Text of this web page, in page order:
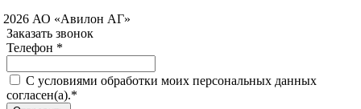
АО «Авилон АГ»
Заказать звонок
Телефон *
C условиями обработки моих персональных данных
согласен(а).*